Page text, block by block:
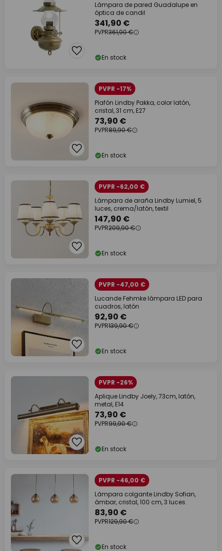
Lámpara de pared Guadalupe en
óptica de candil
341,90 €
PVPR361,90 €
En stock
PVPR -17%
Plafón Lindby Pakka, color latón,
cristal, 31 cm, E27
73,90 €
PVPR89,90 €
En stock
PVPR -62,00 €
Lámpara de araña Lindby Lumiel, 5
luces, crema/latón, textil
147,90 €
PVPR209,90 €
En stock
PVPR -47,00 €
Lucande Fehmke lámpara LED para
cuadros, latón
92,90 €
PVPR139,90 €
En stock
PVPR -26%
Aplique Lindby Joely, 73cm, latón,
metal, E14
73,90 €
PVPR99,90 €
En stock
PVPR -46,00 €
Lámpara colgante Lindby Sofian,
ámbar, cristal, 100 cm, 3 luces.
83,90 €
PVPR129,90 €
En stock